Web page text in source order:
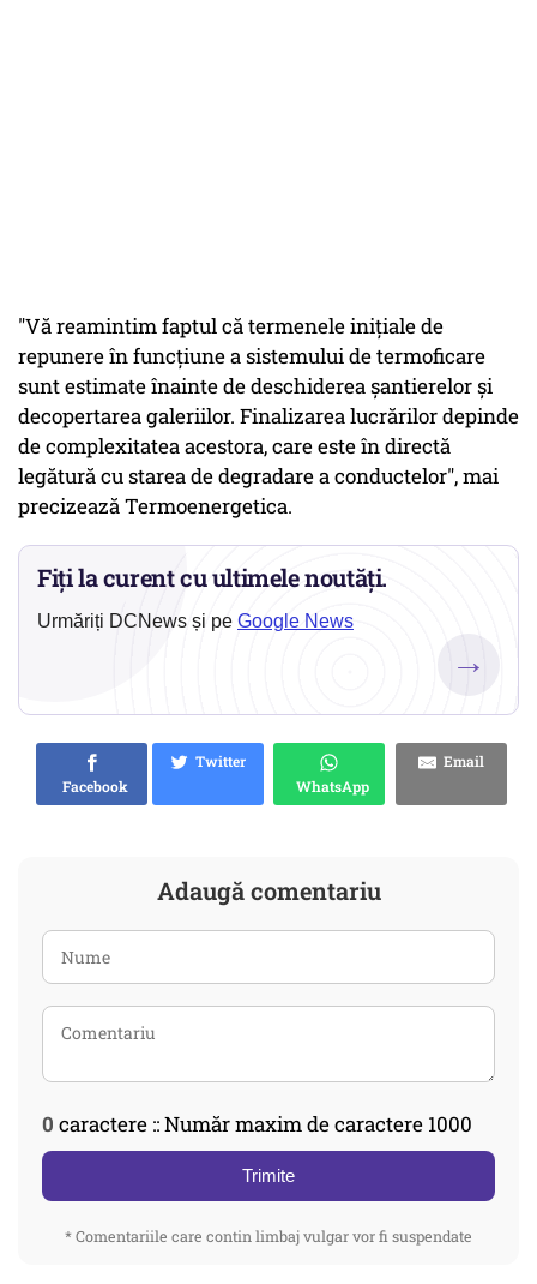
"Vă reamintim faptul că termenele inițiale de
repunere în funcțiune a sistemului de termoficare
sunt estimate înainte de deschiderea șantierelor și
decopertarea galeriilor. Finalizarea lucrărilor depinde
de complexitatea acestora, care este în directă
legătură cu starea de degradare a conductelor", mai
precizează Termoenergetica.
Fiți la curent cu ultimele noutăți.
Urmăriți DCNews și pe Google News
→
Facebook
Twitter
WhatsApp
Email
Adaugă comentariu
0 caractere :: Număr maxim de caractere 1000
Trimite
* Comentariile care contin limbaj vulgar vor fi suspendate